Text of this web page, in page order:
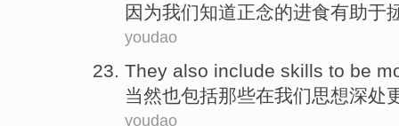
因为我们知道正念的进食有助于
youdao
They also include skills to be
当然也包括那些在我们思想深处
youdao